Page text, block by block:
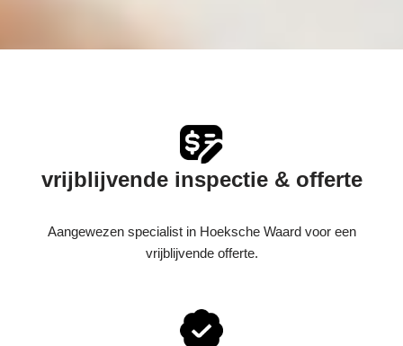
vrijblijvende inspectie & offerte
Aangewezen specialist in Hoeksche Waard voor een
vrijblijvende offerte.